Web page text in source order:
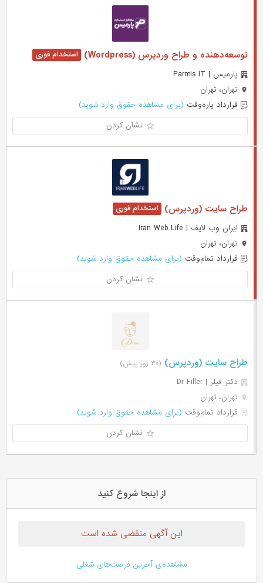
توسعه‌دهنده و طراح وردپرس (Wordpress)
پارمیس | Parmis IT
تهران، تهران
قرارداد پاره‌وقت (برای مشاهده حقوق وارد شوید)
نشان کردن
طراح سایت (وردپرس)
ایران وب لایف | Iran Web Life
تهران، تهران
قرارداد تمام‌وقت (برای مشاهده حقوق وارد شوید)
نشان کردن
طراح سایت (وردپرس) (۳۰ روز پیش)
دکتر فیلر | Dr Filler
تهران، تهران
قرارداد تمام‌وقت (برای مشاهده حقوق وارد شوید)
نشان کردن
از اینجا شروع کنید
این آگهی منقضی شده است
مشاهده‌ی آخرین فرصت‌های شغلی